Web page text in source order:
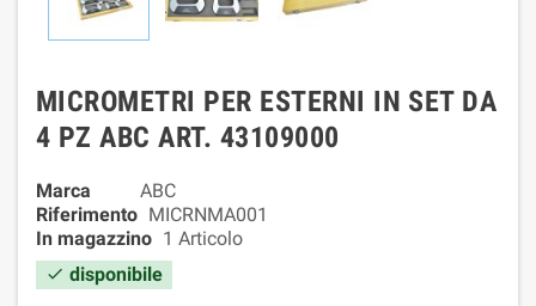
MICROMETRI PER ESTERNI IN SET DA
4 PZ ABC ART. 43109000
Marca
ABC
Riferimento MICRNMA001
In magazzino 1 Articolo
 disponibile